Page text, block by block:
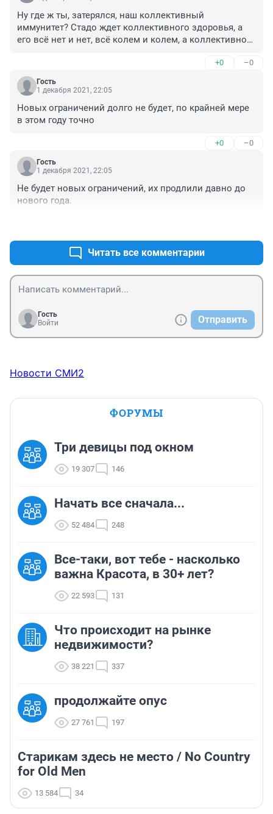
Ну где ж ты, затерялся, наш коллективный
иммунитет? Стадо ждет коллективного здоровья, а
его всё нет и нет, всё колем и колем, а коллективное
+0 –0
Гость
1 декабря 2021, 22:05
Новых ограничений долго не будет, по крайней мере
в этом году точно
+0 –0
Гость
1 декабря 2021, 22:05
Не будет новых ограничений, их продлили давно до
нового года.
Читать все комментарии
Гость
Войти
Отправить
Новости СМИ2
ФОРУМЫ
Три девицы под окном
19 307 146
Начать все сначала...
52 484 248
Все-таки, вот тебе - насколько
важна Красота, в 30+ лет?
22 593 131
Что происходит на рынке
недвижимости?
38 221 337
продолжайте опус
27 761 197
Старикам здесь не место / No Country
for Old Men
13 584 34